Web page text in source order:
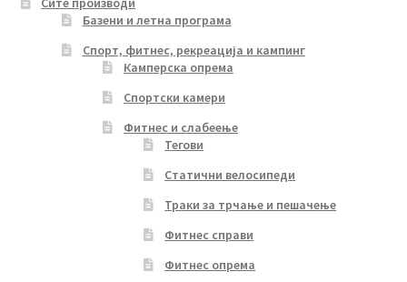
Базени и летна програма
Спорт, фитнес, рекреација и кампинг
Камперска опрема
Спортски камери
Фитнес и слабеење
Тегови
Статични велосипеди
Траки за трчање и пешачење
Фитнес справи
Фитнес опрема